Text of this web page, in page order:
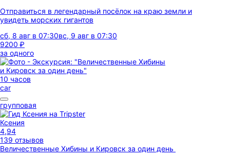
Отправиться в легендарный посёлок на краю земли и
увидеть морских гигантов
сб, 8 авг в 07:30вс, 9 авг в 07:30
9200 ₽
за одного
10 часов
car
групповая
Ксения
4,94
139 отзывов
Величественные Хибины и Кировск за один день